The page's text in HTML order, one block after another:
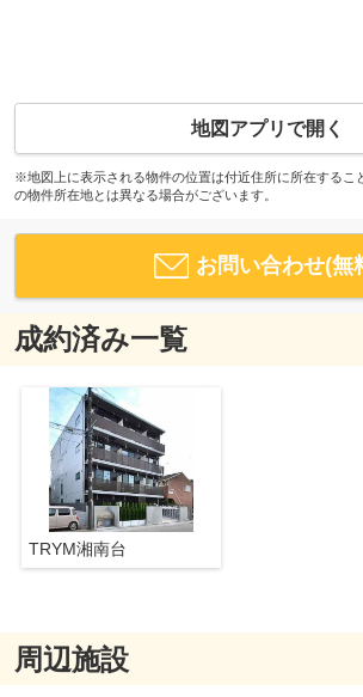
地図アプリで開く
※地図上に表示される物件の位置は付近住所に所在するこ
の物件所在地とは異なる場合がございます。
お問い合わせ(無
成約済み一覧
TRYM湘南台
周辺施設